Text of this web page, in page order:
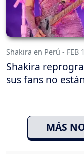
Shakira en Perú - FEB
Shakira
sus fans no
MÁS